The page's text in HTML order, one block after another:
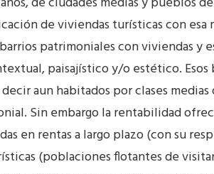
de viviendas turísticas con esa
patrimoniales con viviendas y
paisajístico y/o estético. Esos
aun habitados por clases
Sin embargo la rentabilidad
en rentas a largo plazo (con su
(poblaciones flotantes de